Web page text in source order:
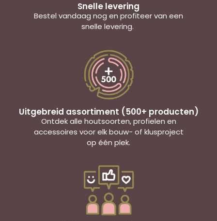
Snelle levering
Bestel vandaag nog en profiteer van een
snelle levering.
Uitgebreid assortiment (500+ producten)
Ontdek alle houtsoorten, profielen en
accessoires voor elk bouw- of klusproject
op één plek.